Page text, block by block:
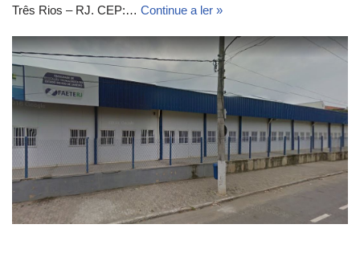
Três Rios – RJ. CEP:… Continue a ler »